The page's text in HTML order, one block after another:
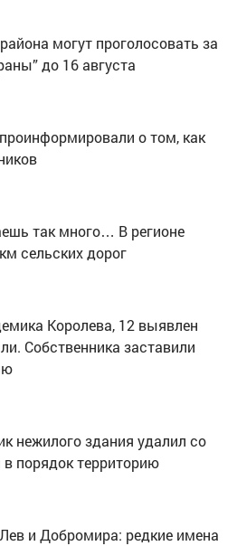
могут проголосовать за
до 16 августа
о том, как
так много… В регионе
сельских дорог
Королева, 12 выявлен
Собственника заставили
нежилого здания удалил со
порядок территорию
и Добромира: редкие имена